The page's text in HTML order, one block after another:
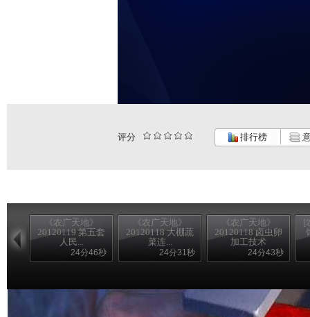
评分 排行榜
《农广天地》
20120119 第五套
人民...
24分46秒
《农广天地》
20120118 大棚蔬
菜连...
24分31秒
《农广天地》
20120118 卤虫卵
加工技术
24分43秒
[